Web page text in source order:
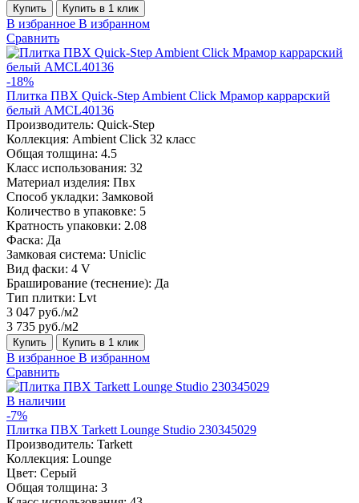
Купить Купить в 1 клик
В избранное В избранном
Сравнить
-18%
Плитка ПВХ Quick-Step Ambient Click Мрамор каррарский
белый AMCL40136
Производитель: Quick-Step
Коллекция: Ambient Click 32 класс
Общая толщина: 4.5
Класс использования: 32
Материал изделия: Пвх
Способ укладки: Замковой
Количество в упаковке: 5
Кратность упаковки: 2.08
Фаска: Да
Замковая система: Uniclic
Вид фаски: 4 V
Браширование (теснение): Да
Тип плитки: Lvt
3 047 руб./м2
3 735 руб./м2
Купить Купить в 1 клик
В избранное В избранном
Сравнить
В наличии
-7%
Плитка ПВХ Tarkett Lounge Studio 230345029
Производитель: Tarkett
Коллекция: Lounge
Цвет: Серый
Общая толщина: 3